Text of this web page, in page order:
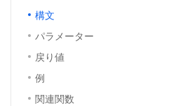
構文
パラメーター
戻り値
例
関連関数